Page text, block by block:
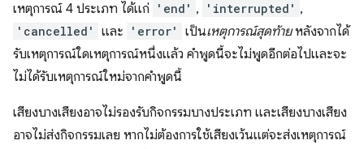
เหตุการณ์ 4 ประเภท ได้แก่ 'end' , 'interrupted' ,
'cancelled' และ 'error' เป็นเหตุการณ์สุดท้ายหลังจากได้
รับเหตุการณ์ใดเหตุการณ์หนึ่งแล้ว คำพูดนี้จะไม่พูดอีกต่อไปและจะ
ไม่ได้รับเหตุการณ์ใหม่จากคำพูดนี้
เสียงบางเสียงอาจไม่รองรับกิจกรรมบางประเภท และเสียงบางเสียง
อาจไม่ส่งกิจกรรมเลย หากไม่ต้องการใช้เสียงเว้นแต่จะส่งเหตุการณ์